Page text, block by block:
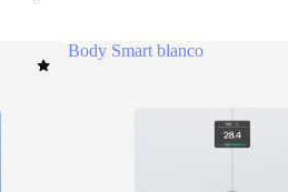
Body Smart blanco